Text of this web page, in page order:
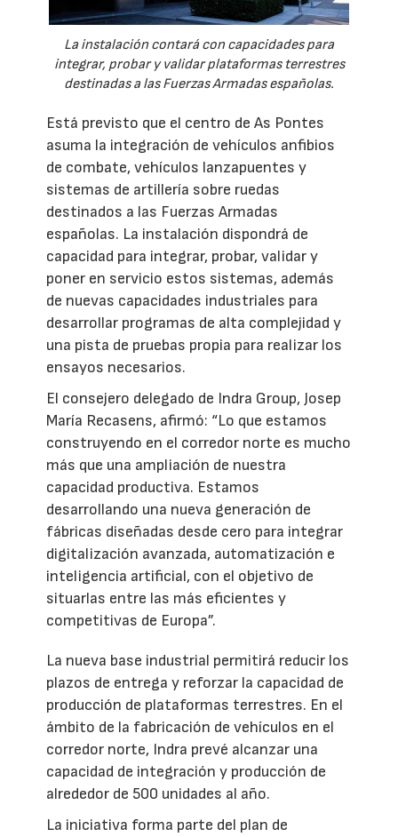
La instalación contará con capacidades para
integrar, probar y validar plataformas terrestres
destinadas a las Fuerzas Armadas españolas.
Está previsto que el centro de As Pontes
asuma la integración de vehículos anfibios
de combate, vehículos lanzapuentes y
sistemas de artillería sobre ruedas
destinados a las Fuerzas Armadas
españolas. La instalación dispondrá de
capacidad para integrar, probar, validar y
poner en servicio estos sistemas, además
de nuevas capacidades industriales para
desarrollar programas de alta complejidad y
una pista de pruebas propia para realizar los
ensayos necesarios.
El consejero delegado de Indra Group, Josep
María Recasens, afirmó: “Lo que estamos
construyendo en el corredor norte es mucho
más que una ampliación de nuestra
capacidad productiva. Estamos
desarrollando una nueva generación de
fábricas diseñadas desde cero para integrar
digitalización avanzada, automatización e
inteligencia artificial, con el objetivo de
situarlas entre las más eficientes y
competitivas de Europa”.
La nueva base industrial permitirá reducir los
plazos de entrega y reforzar la capacidad de
producción de plataformas terrestres. En el
ámbito de la fabricación de vehículos en el
corredor norte, Indra prevé alcanzar una
capacidad de integración y producción de
alrededor de 500 unidades al año.
La iniciativa forma parte del plan de